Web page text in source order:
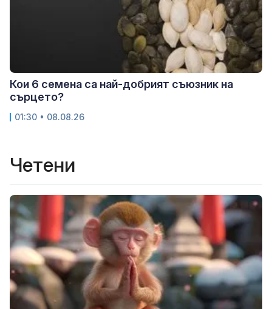
Кои 6 семена са най-добрият съюзник на
сърцето?
01:30 • 08.08.26
Четени